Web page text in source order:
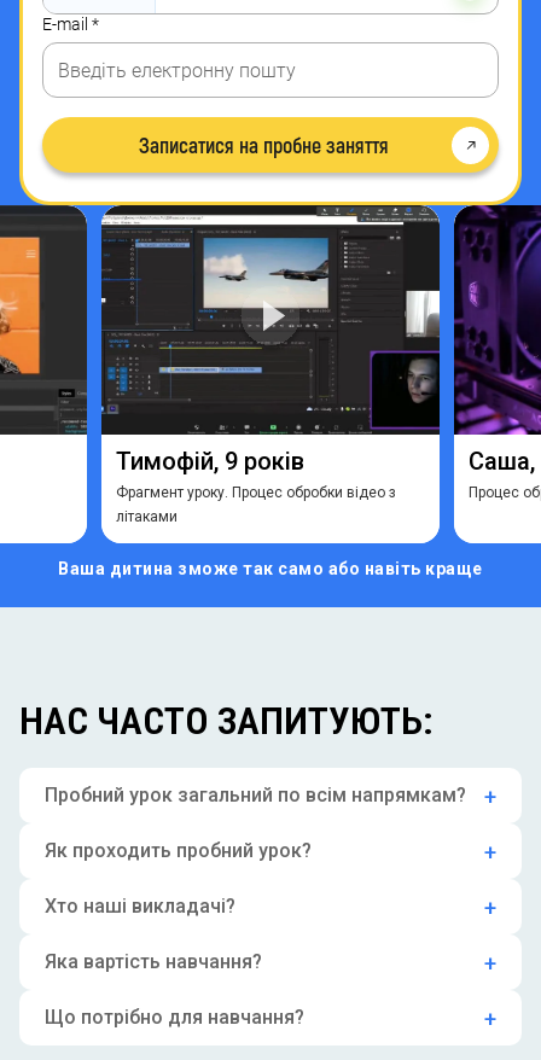
АБО
НАВІТЬ
КРАЩЕ
Ваша дитина зможе так само або навіть краще
Тимофій, 9 років
Фрагмент уроку. Процес обробки відео з
літаками
Саша,
Процес
E-mail *
Записатися на пробне заняття
НАС ЧАСТО ЗАПИТУЮТЬ:
Пробний урок загальний по всім напрямкам?
Як проходить пробний урок?
Хто наші викладачі?
Яка вартість навчання?
Що потрібно для навчання?